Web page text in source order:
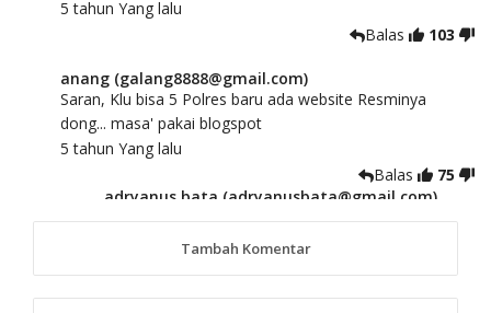
5 tahun Yang lalu
Balas
103
anang (galang8888@gmail.com)
Saran, Klu bisa 5 Polres baru ada website Resminya
dong... masa' pakai blogspot
5 tahun Yang lalu
Balas
75
adryanus bata (adryanusbata@gmail.com)
TKS atas saran dan masukannya, akan kami
tindaklanjutiTambah Komentar